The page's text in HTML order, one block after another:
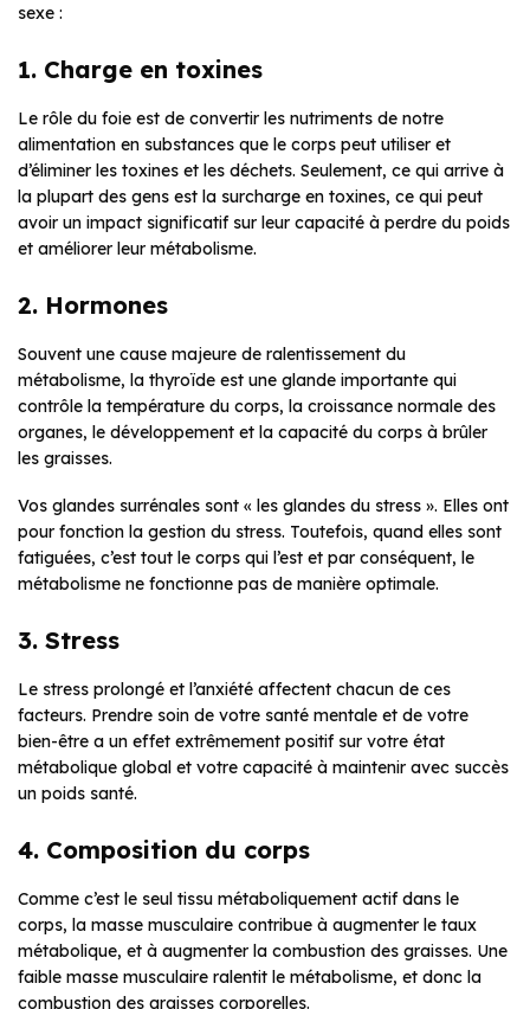
sexe :
1. Charge en toxines
Le rôle du foie est de convertir les nutriments de notre
alimentation en substances que le corps peut utiliser et
d’éliminer les toxines et les déchets. Seulement, ce qui arrive à
la plupart des gens est la surcharge en toxines, ce qui peut
avoir un impact significatif sur leur capacité à perdre du poids
et améliorer leur métabolisme.
2. Hormones
Souvent une cause majeure de ralentissement du
métabolisme, la thyroïde est une glande importante qui
contrôle la température du corps, la croissance normale des
organes, le développement et la capacité du corps à brûler
les graisses.
Vos glandes surrénales sont « les glandes du stress ». Elles ont
pour fonction la gestion du stress. Toutefois, quand elles sont
fatiguées, c’est tout le corps qui l’est et par conséquent, le
métabolisme ne fonctionne pas de manière optimale.
3. Stress
Le stress prolongé et l’anxiété affectent chacun de ces
facteurs. Prendre soin de votre santé mentale et de votre
bien-être a un effet extrêmement positif sur votre état
métabolique global et votre capacité à maintenir avec succès
un poids santé.
4. Composition du corps
Comme c’est le seul tissu métaboliquement actif dans le
corps, la masse musculaire contribue à augmenter le taux
métabolique, et à augmenter la combustion des graisses. Une
faible masse musculaire ralentit le métabolisme, et donc la
combustion des graisses corporelles.